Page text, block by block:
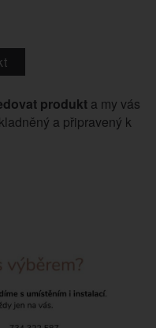
produkta my vás
a připravený k